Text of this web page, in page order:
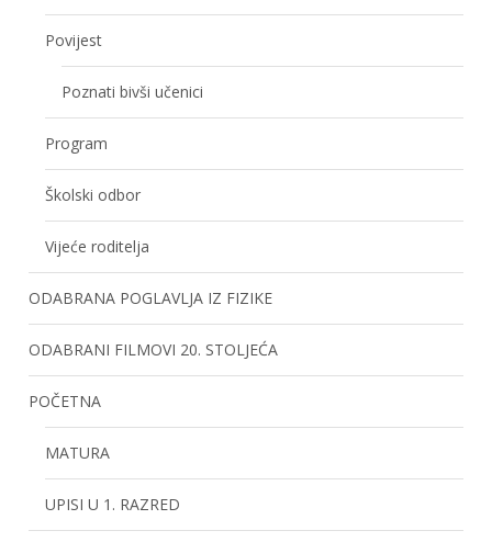
Povijest
Poznati bivši učenici
Program
Školski odbor
Vijeće roditelja
ODABRANA POGLAVLJA IZ FIZIKE
ODABRANI FILMOVI 20. STOLJEĆA
POČETNA
MATURA
UPISI U 1. RAZRED